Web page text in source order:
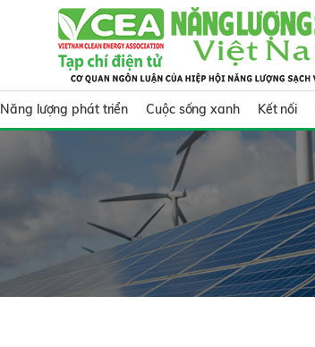
Năng lượng phát triển Cuộc sống xanh Kết nối